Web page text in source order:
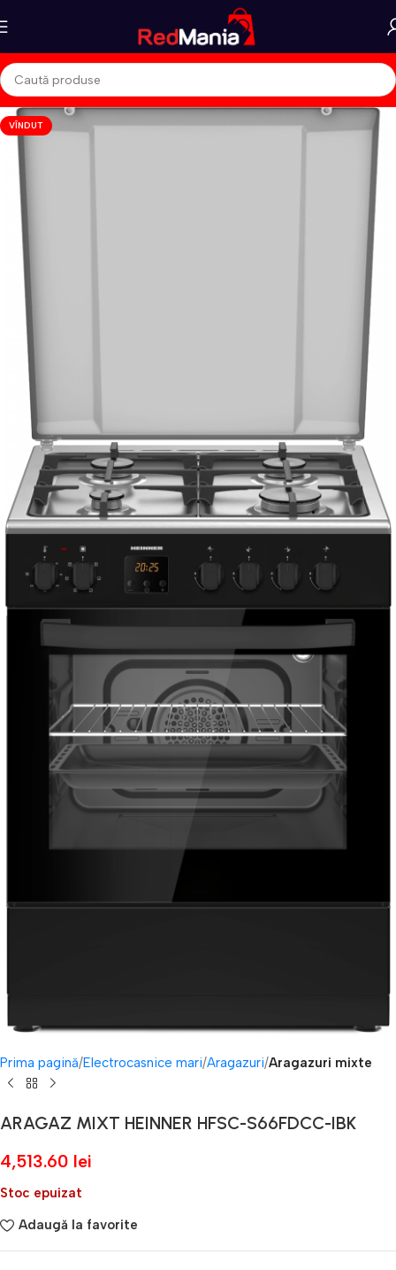
VÎNDUT
Prima pagină Electrocasnice mari Aragazuri Aragazuri mixte
ARAGAZ MIXT HEINNER HFSC-S66FDCC-IBK
4,513.60 lei
Stoc epuizat
Adaugă la favorite